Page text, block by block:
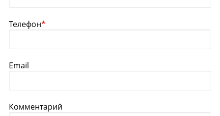
Телефон*
Email
Комментарий